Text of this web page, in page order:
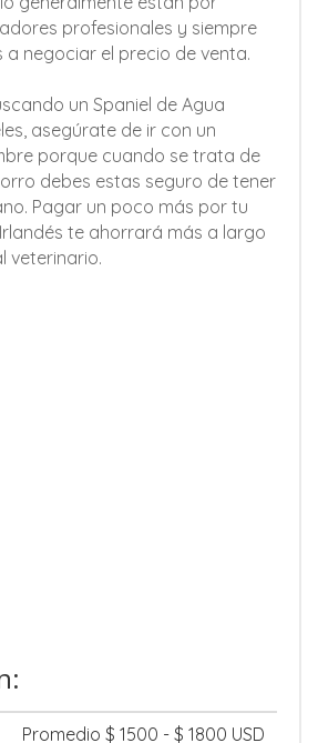
profesionales y siempre
a negociar el precio de venta.
un Spaniel de Agua
asegúrate de ir con un
porque cuando se trata de
debes estas seguro de tener
Pagar un poco más por tu
te ahorrará más a largo
veterinario.
Promedio $ 1500 - $ 1800 USD